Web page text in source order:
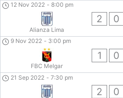
12 Nov 2022 - 8:00 pm
Alianza Lima
2 0
9 Nov 2022 - 3:00 pm
FBC Melgar
1 0
21 Sep 2022 - 7:30 pm
2 0